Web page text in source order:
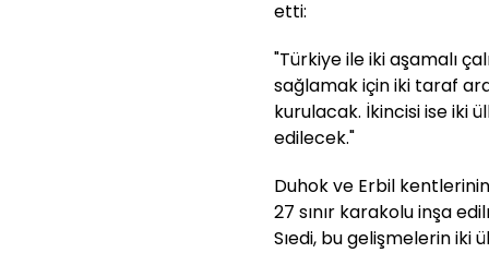
etti:
"Türkiye ile iki aşamalı
sağlamak için iki taraf
kurulacak. İkincisi ise iki
edilecek."
Duhok ve Erbil
27 sınır karakolu inşa
Sıedi, bu gelişmelerin iki